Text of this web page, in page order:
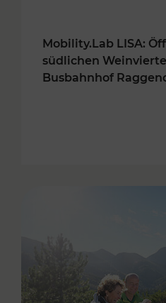
Mobility.Lab LISA:
südlichen
Busbahnhof